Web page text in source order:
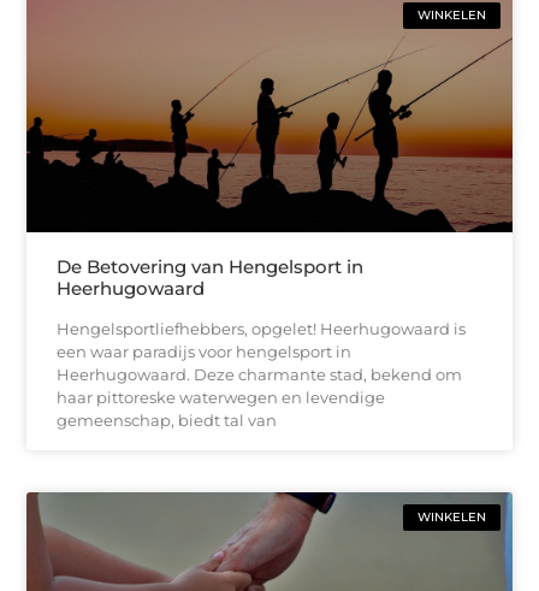
WINKELEN
De Betovering van Hengelsport in
Heerhugowaard
Hengelsportliefhebbers, opgelet! Heerhugowaard is
een waar paradijs voor hengelsport in
Heerhugowaard. Deze charmante stad, bekend om
haar pittoreske waterwegen en levendige
gemeenschap, biedt tal van
WINKELEN